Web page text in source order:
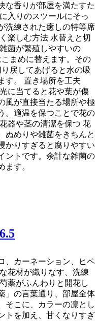
な香りが部屋を満たすた
入りのスツールにそっ
洗練された癒しの特等席
楽しむ方法 水替えと切
菌が繁殖しやすいの
まめに替えます。その
戻してあげると水の吸
す。 置き場所を工夫
に当てると花や葉が傷
風が直接当たる場所や極
。適温を保つことで花の
器や茎の清潔を保つ 花
ぬめりや雑菌をきちんと
かりすぎると腐りやすい
ントです。余計な雑菌の
ます。
、カーネーション、ヒペ
花材が織りなす、洗練
薬がふんわりと開花し
」の言葉通り、部屋全体
そこに、カラーの凛とし
トを加え、甘くなりすぎ